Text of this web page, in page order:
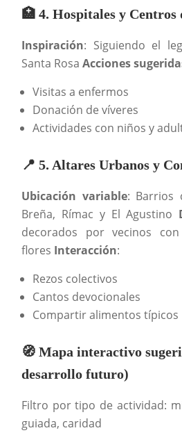
🏥 4. Hospitales y Centros
Inspiración: Siguiendo el
Santa Rosa Acciones
Visitas a enfermos
Donación de víveres
Actividades con niños y
📍 5. Altares Urbanos y
Ubicación variable: Barrios
Breña, Rímac y El Agustino
decorados por vecinos
flores Interacción:
Rezos colectivos
Cantos devocionales
Compartir alimentos típicos
🧭 Mapa interactivo
desarrollo futuro)
Filtro por tipo de actividad:
guiada, caridad